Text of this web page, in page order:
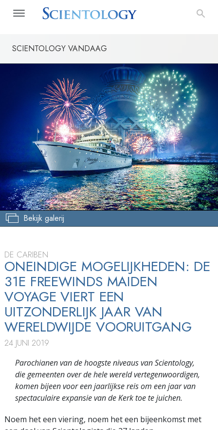
SCIENTOLOGY VANDAAG
Bekijk galerij
DE CARIBEN
ONEINDIGE MOGELIJKHEDEN: DE
31E FREEWINDS MAIDEN
VOYAGE VIERT EEN
UITZONDERLIJK JAAR VAN
WERELDWIJDE VOORUITGANG
24 JUNI 2019
Parochianen van de hoogste niveaus van Scientology,
die gemeenten over de hele wereld vertegenwoordigen,
komen bijeen voor een jaarlijkse reis om een jaar van
spectaculaire expansie van de Kerk toe te juichen.
Noem het een viering, noem het een bijeenkomst met